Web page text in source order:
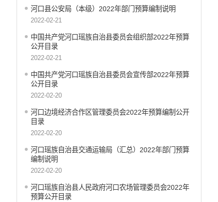
政府和社会资本合作（PPP）
预算绩效管理
审计结果公告信息公开
住房保障信息公开
云南省公共资源交易中心
环境保护信息公开
价格和收费信息公开
减税降费信息公开
重大建设项目信息公开
医疗卫生机构信息公开
人力资源管理信息公开
公安机关重点领域信息公开
安全生产信息公开
河口县公安局（本级）2022年部门预算编制说明
2022-02-21
中国共产党河口瑶族自治县委员会组织部2022年预算
公开目录
2022-02-21
中国共产党河口瑶族自治县委员会宣传部2022年预算
公开目录
2022-02-20
河口边境经济合作区管理委员会2022年预算编制公开
目录
2022-02-20
河口瑶族自治县交通运输局（汇总）2022年部门预算
编制说明
2022-02-20
河口瑶族自治县人民政府河口农场管理委员会2022年
预算公开目录